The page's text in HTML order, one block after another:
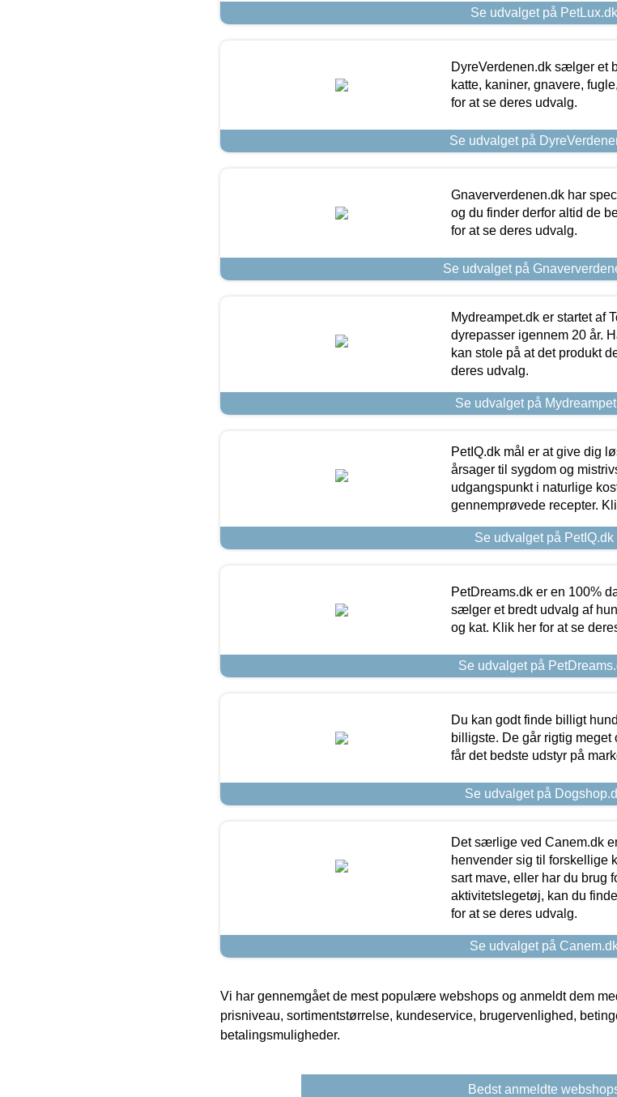
Se udvalget på PetLux.dk
DyreVerdenen.dk sælger et
katte, kaniner, gnavere,
for at se deres udvalg.
Se udvalget på
Gnaververdenen.dk har
og du finder derfor altid de
for at se deres udvalg.
Se udvalget på
Mydreampet.dk er startet af
dyrepasser igennem 20 år.
kan stole på at det produkt
deres udvalg.
Se udvalget på
PetIQ.dk mål er at give dig
årsager til sygdom og
udgangspunkt i naturlige
gennemprøvede recepter.
Se udvalget på PetIQ.dk
PetDreams.dk er en 100%
sælger et bredt udvalg af
og kat. Klik her for at se
Se udvalget på
Du kan godt finde billigt
billigste. De går rigtig
får det bedste udstyr på
Se udvalget på
Det særlige ved Canem.dk
henvender sig til forskellige
sart mave, eller har du brug
aktivitetslegetøj, kan du
for at se deres udvalg.
Se udvalget på
Vi har gennemgået de mest populære webshops og anmeldt dem
prisniveau, sortimentstørrelse, kundeservice, brugervenlighed,
betalingsmuligheder.
Bedst anmeldte